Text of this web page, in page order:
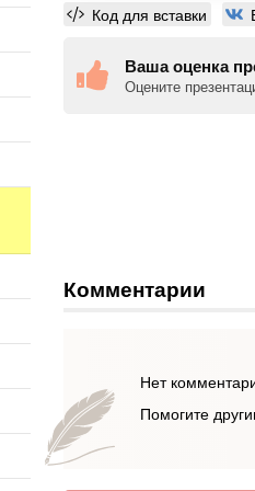
Код для вставки
Ваша оценка
Оцените
Комментарии
Нет
Помогите